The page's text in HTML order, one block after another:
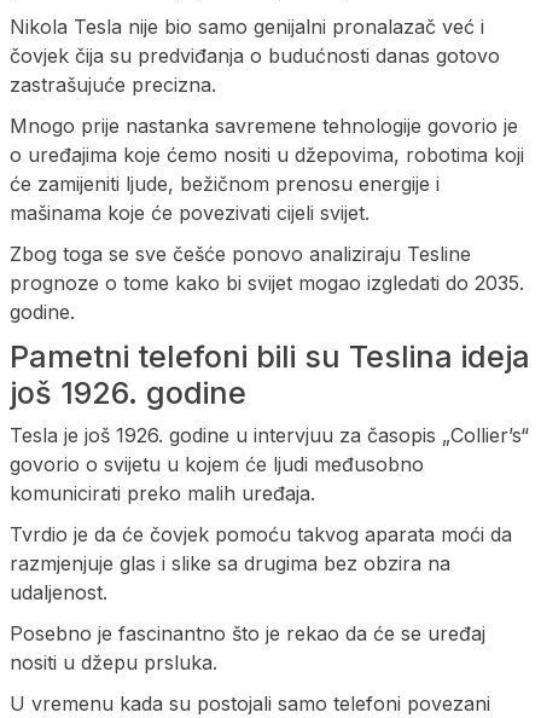
Nikola Tesla nije bio samo genijalni pronalazač već i
čovjek čija su predviđanja o budućnosti danas gotovo
zastrašujuće precizna.
Mnogo prije nastanka savremene tehnologije govorio je
o uređajima koje ćemo nositi u džepovima, robotima koji
će zamijeniti ljude, bežičnom prenosu energije i
mašinama koje će povezivati cijeli svijet.
Zbog toga se sve češće ponovo analiziraju Tesline
prognoze o tome kako bi svijet mogao izgledati do 2035.
godine.
Pametni telefoni bili su Teslina ideja
još 1926. godine
Tesla je još 1926. godine u intervjuu za časopis „Collier’s“
govorio o svijetu u kojem će ljudi međusobno
komunicirati preko malih uređaja.
Tvrdio je da će čovjek pomoću takvog aparata moći da
razmjenjuje glas i slike sa drugima bez obzira na
udaljenost.
Posebno je fascinantno što je rekao da će se uređaj
nositi u džepu prsluka.
U vremenu kada su postojali samo telefoni povezani